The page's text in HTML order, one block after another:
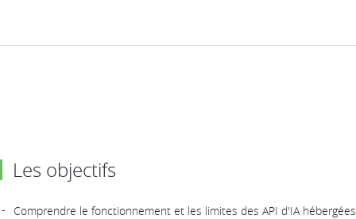
Les objectifs
Comprendre le fonctionnement et les limites des API d'IA hébergées